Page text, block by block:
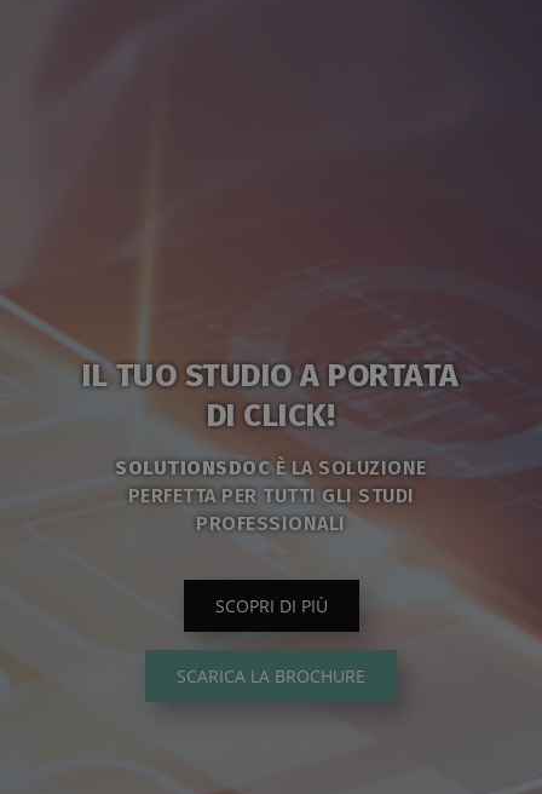
IL TUO STUDIO A PORTATA
DI CLICK!
SOLUTIONSDOCÈ LA SOLUZIONE
PERFETTA PER TUTTI GLI STUDI
PROFESSIONALI
SCOPRI DI PIÙ
SCARICA LA BROCHURE